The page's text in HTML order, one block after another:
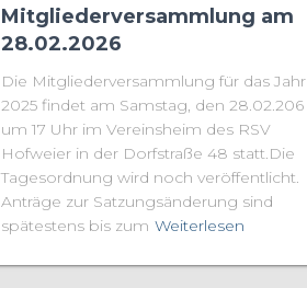
Mitgliederversammlung am
28.02.2026
Die Mitgliederversammlung für das Jahr
2025 findet am Samstag, den 28.02.206
um 17 Uhr im Vereinsheim des RSV
Hofweier in der Dorfstraße 48 statt.Die
Tagesordnung wird noch veröffentlicht.
Anträge zur Satzungsänderung sind
spätestens bis zum Weiterlesen